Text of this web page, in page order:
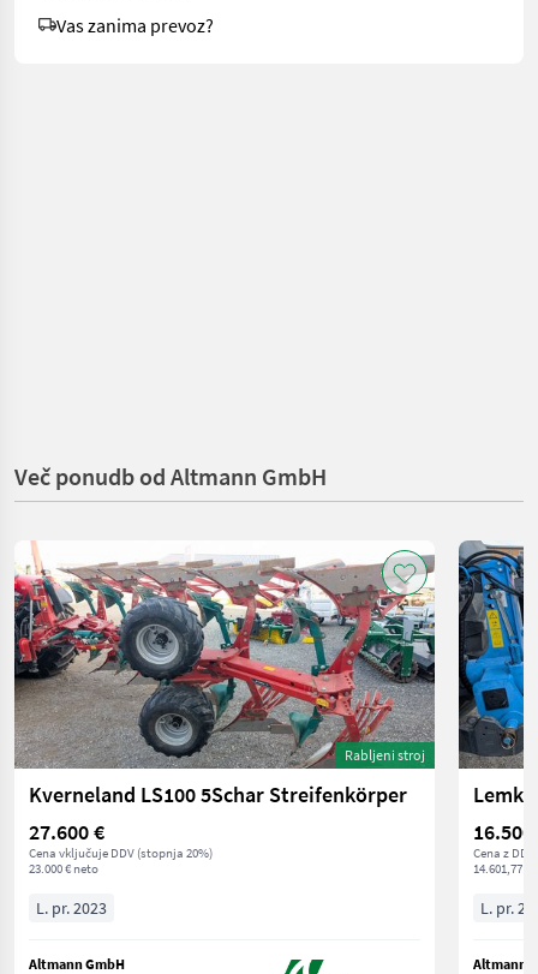
Vas zanima prevoz?
Več ponudb od Altmann GmbH
Rabljeni stroj
Kverneland LS100 5Schar Streifenkörper
27.600 €
Cena vključuje DDV (stopnja 20%)
23.000 € neto
L. pr. 2023
Altmann GmbH
16.500
Cena z
14.601,77 €
L. pr.
Altmann